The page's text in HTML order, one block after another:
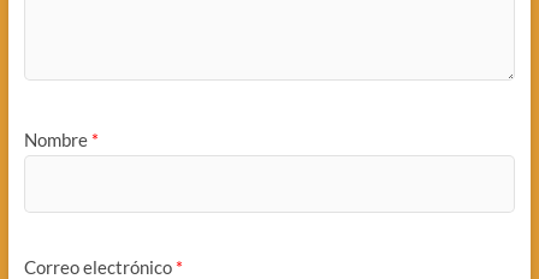
Nombre *
Correo electrónico *